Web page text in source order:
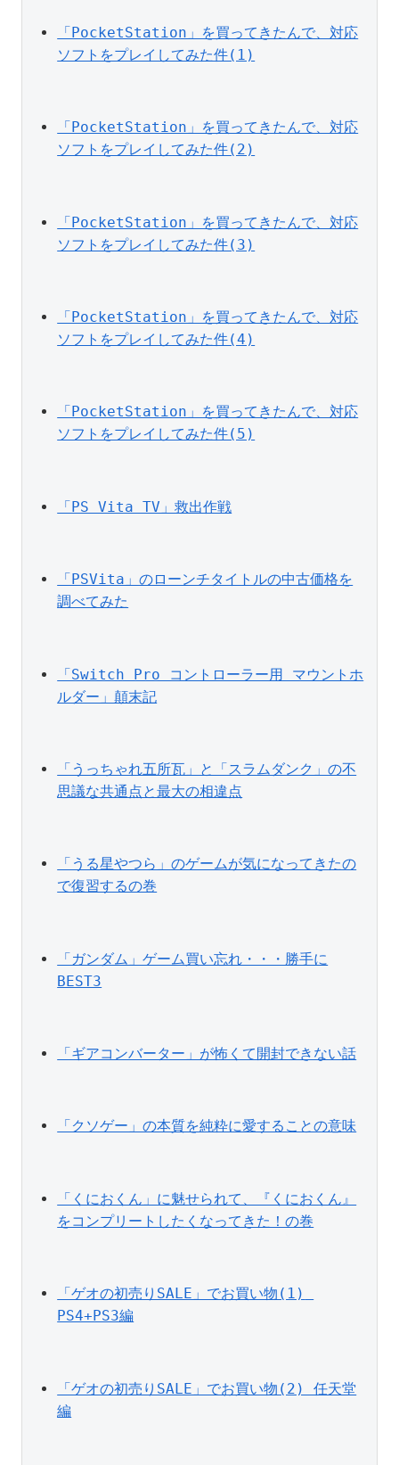
「PocketStation」を買ってきたんで、対応
ソフトをプレイしてみた件(1)
「PocketStation」を買ってきたんで、対応
ソフトをプレイしてみた件(2)
「PocketStation」を買ってきたんで、対応
ソフトをプレイしてみた件(3)
「PocketStation」を買ってきたんで、対応
ソフトをプレイしてみた件(4)
「PocketStation」を買ってきたんで、対応
ソフトをプレイしてみた件(5)
「PS Vita TV」救出作戦
「PSVita」のローンチタイトルの中古価格を
調べてみた
「Switch Pro コントローラー用 マウントホ
ルダー」顛末記
「うっちゃれ五所瓦」と「スラムダンク」の不
思議な共通点と最大の相違点
「うる星やつら」のゲームが気になってきたの
で復習するの巻
「ガンダム」ゲーム買い忘れ・・・勝手に
BEST3
「ギアコンバーター」が怖くて開封できない話
「クソゲー」の本質を純粋に愛することの意味
「くにおくん」に魅せられて、『くにおくん』
をコンプリートしたくなってきた！の巻
「ゲオの初売りSALE」でお買い物(1)
PS4+PS3編
「ゲオの初売りSALE」でお買い物(2) 任天堂
編